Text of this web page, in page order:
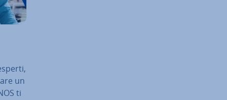
un
ti